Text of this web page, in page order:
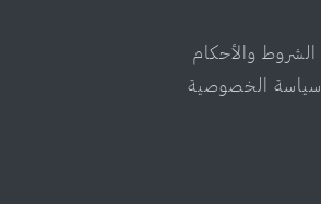
الشروط والأحكام
سياسة الخصوصية